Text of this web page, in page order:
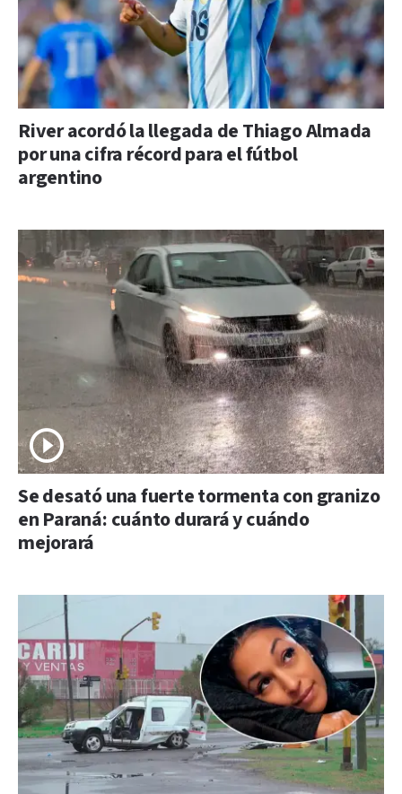
River acordó la llegada de Thiago Almada
por una cifra récord para el fútbol
argentino
Se desató una fuerte tormenta con granizo
en Paraná: cuánto durará y cuándo
mejorará